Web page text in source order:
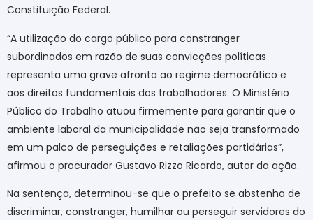
Constituição Federal.
“A utilização do cargo público para constranger
subordinados em razão de suas convicções políticas
representa uma grave afronta ao regime democrático e
aos direitos fundamentais dos trabalhadores. O Ministério
Público do Trabalho atuou firmemente para garantir que o
ambiente laboral da municipalidade não seja transformado
em um palco de perseguições e retaliações partidárias”,
afirmou o procurador Gustavo Rizzo Ricardo, autor da ação.
Na sentença, determinou-se que o prefeito se abstenha de
discriminar, constranger, humilhar ou perseguir servidores do